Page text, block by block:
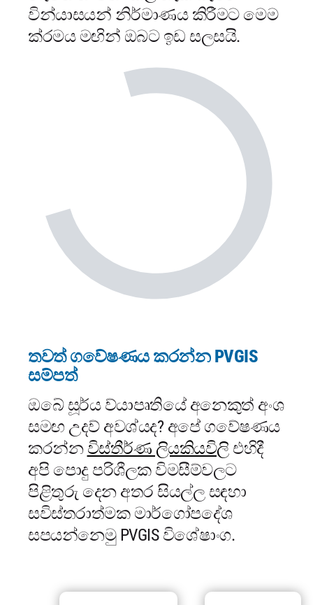
වින්යාසයන් නිර්මාණය කිරීමට මෙම
ක්රමය මඟින් ඔබට ඉඩ සලසයි.
තවත් ගවේෂණය කරන්න PVGIS
සම්පත්
ඔබේ සූර්ය ව්යාපෘතියේ අනෙකුත් අංශ
සමඟ උදව් අවශ්යද? අපේ ගවේෂණය
කරන්න විස්තීර්ණ ලියකියවිලිඑහිදී
අපි පොදු පරිශීලක විමසීම්වලට
පිළිතුරු දෙන අතර සියල්ල සඳහා
සවිස්තරාත්මක මාර්ගෝපදේශ
සපයන්නෙමු PVGIS විශේෂාංග.